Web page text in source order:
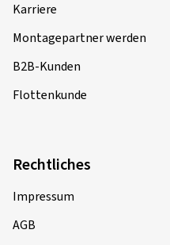
Karriere
Montagepartner werden
B2B-Kunden
Flottenkunde
Rechtliches
Impressum
AGB